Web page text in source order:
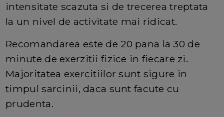
intensitate scazuta si de trecerea treptata
la un nivel de activitate mai ridicat.
Recomandarea este de 20 pana la 30 de
minute de exerzitii fizice in fiecare zi.
Majoritatea exercitiilor sunt sigure in
timpul sarcinii, daca sunt facute cu
prudenta.